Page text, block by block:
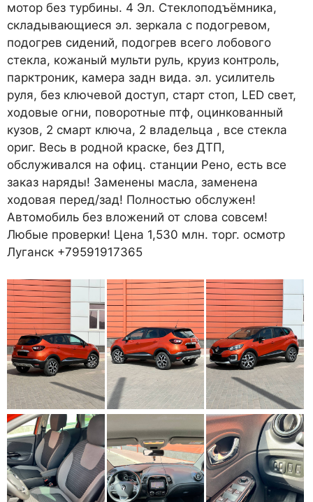
мотор без турбины. 4 Эл. Стеклоподъёмника,
складывающиеся эл. зеркала с подогревом,
подогрев сидений, подогрев всего лобового
стекла, кожаный мульти руль, круиз контроль,
парктроник, камера задн вида. эл. усилитель
руля, без ключевой доступ, старт стоп, LED свет,
ходовые огни, поворотные птф, оцинкованный
кузов, 2 смарт ключа, 2 владельца , все стекла
ориг. Весь в родной краске, без ДТП,
обслуживался на офиц. станции Рено, есть все
заказ наряды! Заменены масла, заменена
ходовая перед/зад! Полностью обслужен!
Автомобиль без вложений от слова совсем!
Любые проверки! Цена 1,530 млн. торг. осмотр
Луганск +79591917365